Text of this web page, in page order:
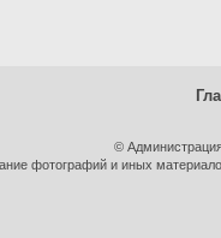
©
фотографий и иных